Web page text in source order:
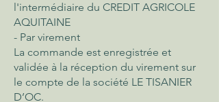
l'intermédiaire du CREDIT AGRICOLE
AQUITAINE
- Par virement
La commande est enregistrée et
validée à la réception du virement sur
le compte de la société LE TISANIER
D’OC.